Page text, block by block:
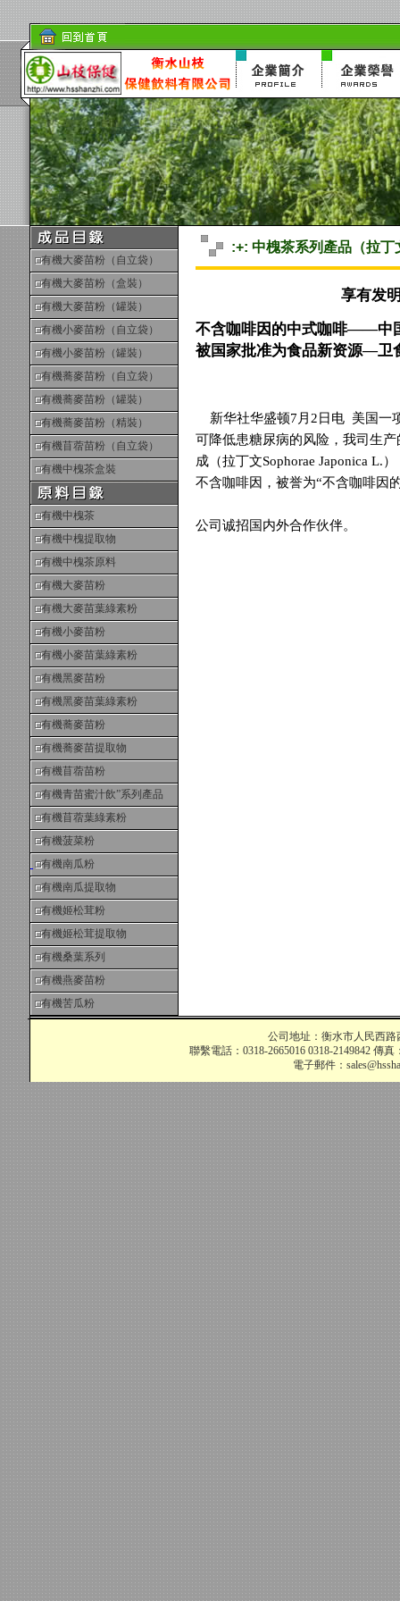
有機大麥苗粉（自立袋）
有機大麥苗粉（盒裝）
有機大麥苗粉（罐裝）
有機小麥苗粉（自立袋）
有機小麥苗粉（罐裝）
有機蕎麥苗粉（自立袋）
有機蕎麥苗粉（罐裝）
有機蕎麥苗粉（精裝）
有機苜蓿苗粉（自立袋）
有機中槐茶盒裝
有機中槐茶
有機中槐提取物
有機中槐茶原料
有機大麥苗粉
有機大麥苗葉綠素粉
有機小麥苗粉
有機小麥苗葉綠素粉
有機黑麥苗粉
有機黑麥苗葉綠素粉
有機蕎麥苗粉
有機蕎麥苗提取物
有機苜蓿苗粉
有機青苗蜜汁飲”系列產品
有機苜蓿葉綠素粉
有機菠菜粉
有機南瓜粉
有機南瓜提取物
有機姬松茸粉
有機姬松茸提取物
有機桑葉系列
有機燕麥苗粉
有機苦瓜粉
:+: 中槐茶系列產品（拉
享有发
不含咖啡因的中式咖啡——中
被国家批准为食品新资源—卫
新华社华盛顿7月2日电 美国一
可降低患糖尿病的风险，我司生
成（拉丁文Sophorae Japonica L.
不含咖啡因，被誉为“不含咖啡因
公司诚招国内外合作伙伴。
公司地址：衡水市人民西路
聯繫電話：0318-2665016 0318-2149842 傳真
電子郵件：